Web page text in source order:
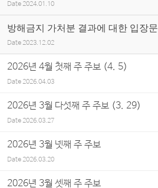
Date 2024.01.10
방해금지 가처분 결과에 대한 입장문
Date 2023.12.02
2026년 4월 첫째 주 주보 (4. 5)
Date2026.04.03
2026년 3월 다섯째 주 주보 (3. 29)
Date2026.03.27
2026년 3월 넷째 주 주보
Date2026.03.20
2026년 3월 셋째 주 주보